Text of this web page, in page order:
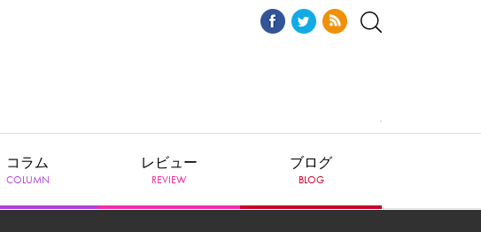
コラム
COLUMN
レビュー
REVIEW
ブログ
BLOG